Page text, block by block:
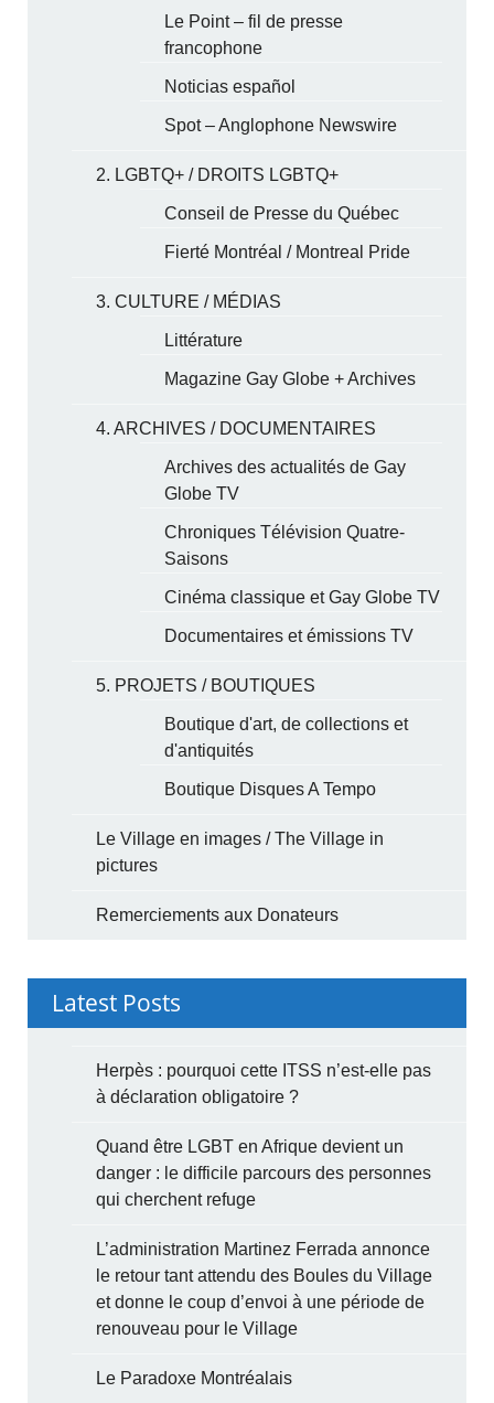
Le Point – fil de presse
francophone
Noticias español
Spot – Anglophone Newswire
2. LGBTQ+ / DROITS LGBTQ+
Conseil de Presse du Québec
Fierté Montréal / Montreal Pride
3. CULTURE / MÉDIAS
Littérature
Magazine Gay Globe + Archives
4. ARCHIVES / DOCUMENTAIRES
Archives des actualités de Gay
Globe TV
Chroniques Télévision Quatre-
Saisons
Cinéma classique et Gay Globe TV
Documentaires et émissions TV
5. PROJETS / BOUTIQUES
Boutique d'art, de collections et
d'antiquités
Boutique Disques A Tempo
Le Village en images / The Village in
pictures
Remerciements aux Donateurs
Latest Posts
Herpès : pourquoi cette ITSS n’est-elle pas
à déclaration obligatoire ?
Quand être LGBT en Afrique devient un
danger : le difficile parcours des personnes
qui cherchent refuge
L’administration Martinez Ferrada annonce
le retour tant attendu des Boules du Village
et donne le coup d’envoi à une période de
renouveau pour le Village
Le Paradoxe Montréalais